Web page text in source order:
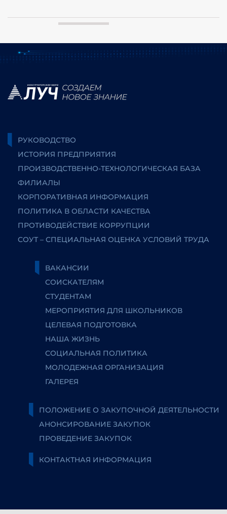
РУКОВОДСТВО
ИСТОРИЯ ПРЕДПРИЯТИЯ
ПРОИЗВОДСТВЕННО-ТЕХНОЛОГИЧЕСКАЯ БАЗА
ФИЛИАЛЫ
КОРПОРАТИВНАЯ ИНФОРМАЦИЯ
ПОЛИТИКА В ОБЛАСТИ КАЧЕСТВА
ПРОТИВОДЕЙСТВИЕ КОРРУПЦИИ
СОУТ – СПЕЦИАЛЬНАЯ ОЦЕНКА УСЛОВИЙ ТРУДА
ВАКАНСИИ
СОИСКАТЕЛЯМ
СТУДЕНТАМ
МЕРОПРИЯТИЯ ДЛЯ ШКОЛЬНИКОВ
ЦЕЛЕВАЯ ПОДГОТОВКА
НАША ЖИЗНЬ
СОЦИАЛЬНАЯ ПОЛИТИКА
МОЛОДЕЖНАЯ ОРГАНИЗАЦИЯ
ГАЛЕРЕЯ
ПОЛОЖЕНИЕ О ЗАКУПОЧНОЙ ДЕЯТЕЛЬНОСТИ
АНОНСИРОВАНИЕ ЗАКУПОК
ПРОВЕДЕНИЕ ЗАКУПОК
КОНТАКТНАЯ ИНФОРМАЦИЯ